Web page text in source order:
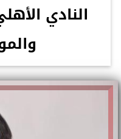
النادي